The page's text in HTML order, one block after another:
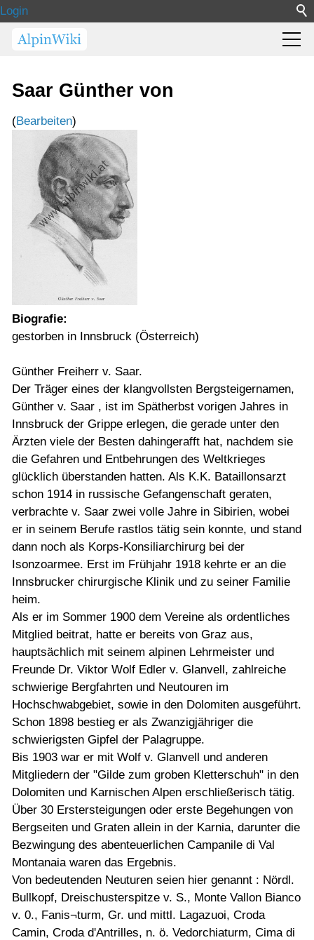
Login
Saar Günther von
(Bearbeiten)
Biografie:
gestorben in Innsbruck (Österreich)
Günther Freiherr v. Saar.
Der Träger eines der klangvollsten Bergsteigernamen,
Günther v. Saar , ist im Spätherbst vorigen Jahres in
Innsbruck der Grippe erlegen, die gerade unter den
Ärzten viele der Besten dahingerafft hat, nachdem sie
die Gefahren und Entbehrungen des Weltkrieges
glücklich überstanden hatten. Als K.K. Bataillonsarzt
schon 1914 in russische Gefangenschaft geraten,
verbrachte v. Saar zwei volle Jahre in Sibirien, wobei
er in seinem Berufe rastlos tätig sein konnte, und stand
dann noch als Korps-Konsiliarchirurg bei der
Isonzoarmee. Erst im Frühjahr 1918 kehrte er an die
Innsbrucker chirurgische Klinik und zu seiner Familie
heim.
Als er im Sommer 1900 dem Vereine als ordentliches
Mitglied beitrat, hatte er bereits von Graz aus,
hauptsächlich mit seinem alpinen Lehrmeister und
Freunde Dr. Viktor Wolf Edler v. Glanvell, zahlreiche
schwierige Bergfahrten und Neutouren im
Hochschwabgebiet, sowie in den Dolomiten ausgeführt.
Schon 1898 bestieg er als Zwanzigjähriger die
schwierigsten Gipfel der Palagruppe.
Bis 1903 war er mit Wolf v. Glanvell und anderen
Mitgliedern der "Gilde zum groben Kletterschuh" in den
Dolomiten und Karnischen Alpen erschließerisch tätig.
Über 30 Erstersteigungen oder erste Begehungen von
Bergseiten und Graten allein in der Karnia, darunter die
Bezwingung des abenteuerlichen Campanile di Val
Montanaia waren das Ergebnis.
Von bedeutenden Neuturen seien hier genannt : Nördl.
Bullkopf, Dreischusterspitze v. S., Monte Vallon Bianco
v. 0., Fanis¬turm, Gr. und mittl. Lagazuoi, Croda
Camin, Croda d'Antrilles, n. ö. Vedorchiaturm, Cima di